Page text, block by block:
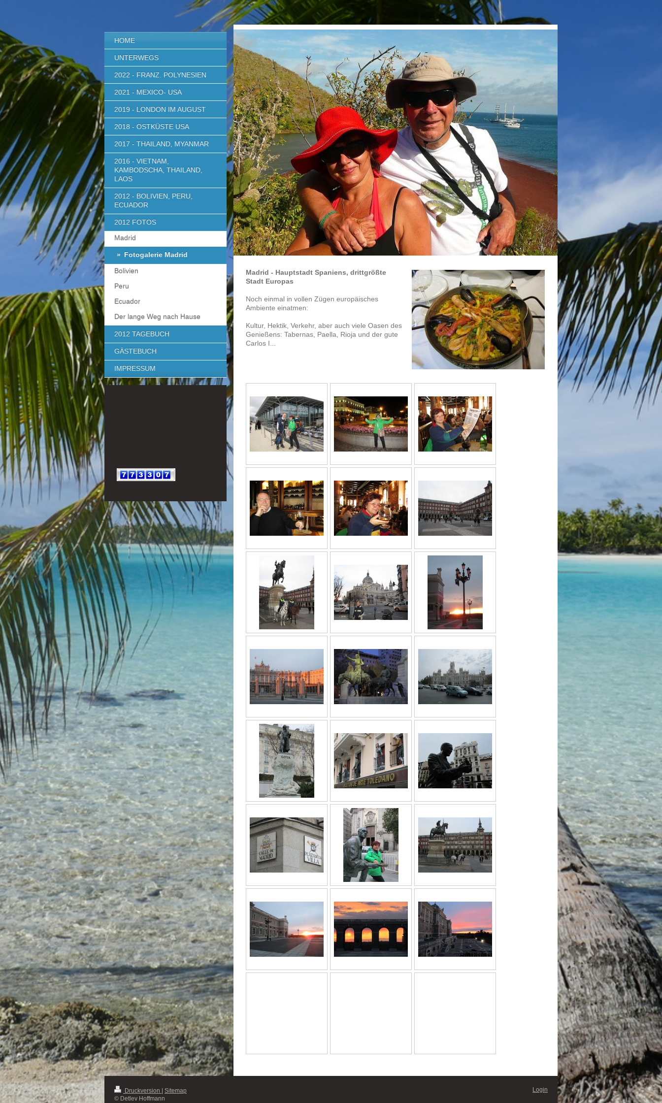
Madrid - Hauptstadt Spaniens, drittgrößte
Stadt Europas
Noch einmal in vollen Zügen europäisches
Ambiente einatmen:
Kultur, Hektik, Verkehr, aber auch viele Oasen des
Genießens: Tabernas, Paella, Rioja und der gute
Carlos I...
HOME
UNTERWEGS
2022 - FRANZ. POLYNESIEN
2021 - MEXICO- USA
2019 - LONDON IM AUGUST
2018 - OSTKÜSTE USA
2017 - THAILAND, MYANMAR
2016 - VIETNAM,
KAMBODSCHA, THAILAND,
LAOS
2012 - BOLIVIEN, PERU,
ECUADOR
2012 FOTOS
Madrid
Fotogalerie Madrid
Bolivien
Peru
Ecuador
Der lange Weg nach Hause
2012 TAGEBUCH
GÄSTEBUCH
IMPRESSUM
Druckversion | Sitemap
© Detlev Hoffmann
Login